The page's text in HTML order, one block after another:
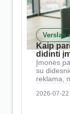
Verslas
Kaip
didinti
Įmonės
su
reklama,
2026-07-22